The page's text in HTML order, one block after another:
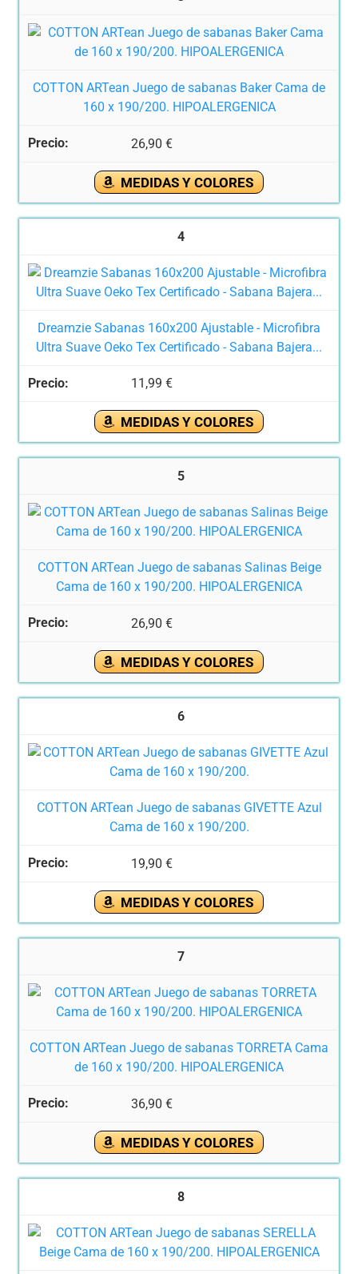
COTTON ARTean Juego de sabanas Baker Cama de
160 x 190/200. HIPOALERGENICA
26,90 €
MEDIDAS Y COLORES
4
Dreamzie Sabanas 160x200 Ajustable - Microfibra
Ultra Suave Oeko Tex Certificado - Sabana Bajera...
11,99 €
MEDIDAS Y COLORES
5
COTTON ARTean Juego de sabanas Salinas Beige
Cama de 160 x 190/200. HIPOALERGENICA
26,90 €
MEDIDAS Y COLORES
6
COTTON ARTean Juego de sabanas GIVETTE Azul
Cama de 160 x 190/200.
19,90 €
MEDIDAS Y COLORES
7
COTTON ARTean Juego de sabanas TORRETA Cama
de 160 x 190/200. HIPOALERGENICA
36,90 €
MEDIDAS Y COLORES
8